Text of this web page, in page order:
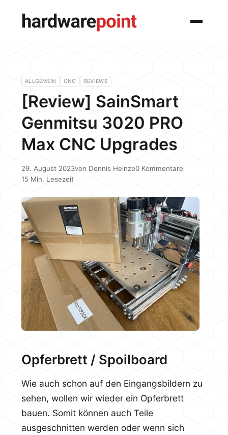
Menü
ALLGEMEIN CNC REVIEWS
[Review] SainSmart
Genmitsu 3020 PRO
Max CNC Upgrades
29. August 2023von Dennis Heinze0 Kommentare
15 Min. Lesezeit
Opferbrett / Spoilboard
Wie auch schon auf den Eingangsbildern zu
sehen, wollen wir wieder ein Opferbrett
bauen. Somit können auch Teile
ausgeschnitten werden oder wenn sich